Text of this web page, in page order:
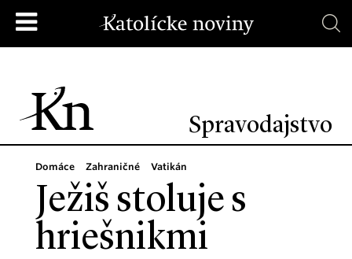
Spravodajstvo
Domáce Zahraničné Vatikán
Ježiš stoluje s
hriešnikmi